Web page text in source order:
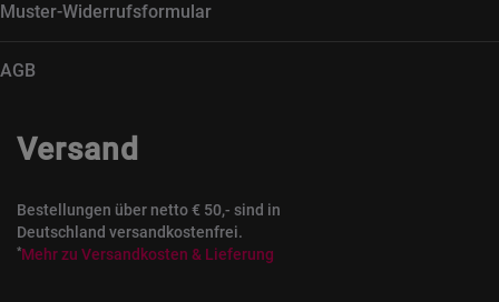
Muster-Widerrufsformular
AGB
Versand
Bestellungen über netto € 50,- sind in
Deutschland versandkostenfrei.
*Mehr zu Versandkosten & Lieferung